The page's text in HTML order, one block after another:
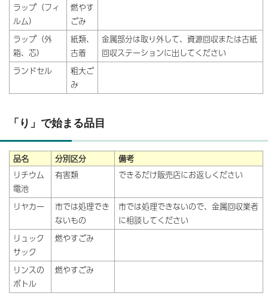
ラップ（フィ
ルム）
燃やす
ごみ
ラップ（外
箱、芯）
紙類、
古着
金属部分は取り外して、資源回収または古紙
回収ステーションに出してください
ランドセル
粗大ご
み
「り」で始まる品目
品名 分別区分
備考
リチウム
電池
有害類 できるだけ販売店にお返しください
リヤカー
市では処理でき
ないもの
市では処理できないので、金属回収業者
に相談してください
リュック
サック
燃やすごみ
リンスの
ボトル
燃やすごみ